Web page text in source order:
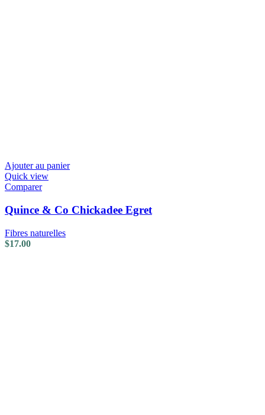
Ajouter au panier
Quick view
Comparer
Quince & Co Chickadee Egret
Fibres naturelles
$17.00